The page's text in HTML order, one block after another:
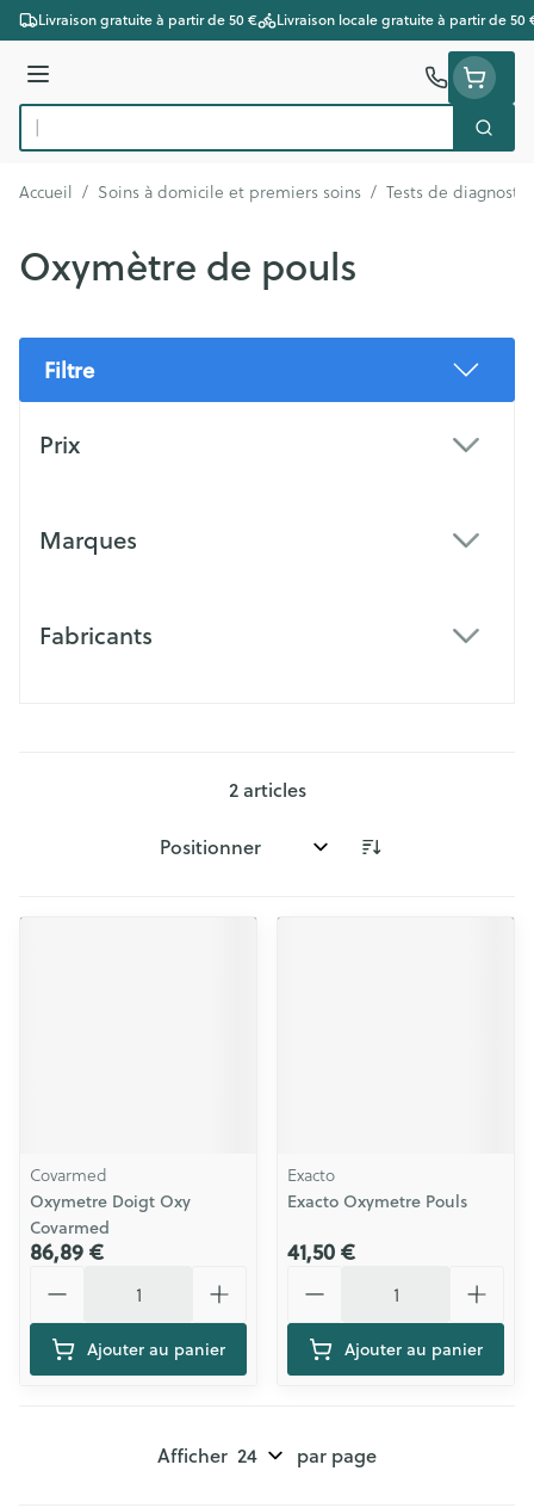
Aller au contenu
Livraison gratuite à partir de 50 € Livraison locale gratuite à partir de 50
Menu
Rechercher
Accueil / Soins à domicile et premiers soins / Tests de diagnostic
Oxymètre de pouls
Filtre
Prix
Marques
Fabricants
2articles
Trier par:
Covarmed
Oxymetre Doigt Oxy
Covarmed
86,89 €
Ajouter au panier
Exacto
Exacto Oxymetre Pouls
41,50 €
Ajouter au panier
Afficher par page